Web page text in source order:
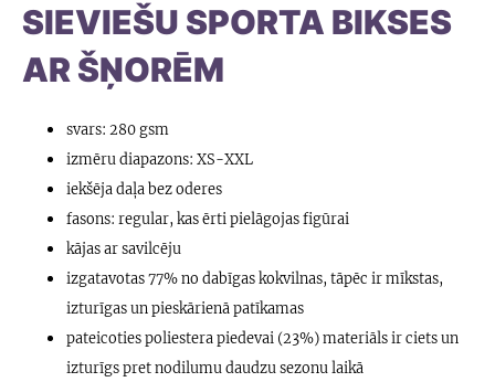
SIEVIEŠU SPORTA BIKSES
AR ŠŅORĒM
svars: 280 gsm
izmēru diapazons: XS-XXL
iekšēja daļa bez oderes
fasons: regular, kas ērti pielāgojas figūrai
kājas ar savilcēju
izgatavotas 77% no dabīgas kokvilnas, tāpēc ir mīkstas,
izturīgas un pieskārienā patīkamas
pateicoties poliestera piedevai (23%) materiāls ir ciets un
izturīgs pret nodilumu daudzu sezonu laikā